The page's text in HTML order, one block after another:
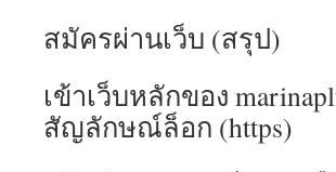
สมัครผ่านเว็บ (สรุป)
เข้าเว็บหลักของ
สัญลักษณ์ล็อก (https)